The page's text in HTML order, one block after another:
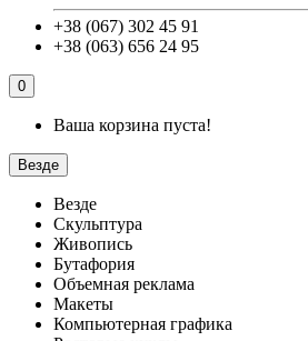
+38 (067) 302 45 91
+38 (063) 656 24 95
0
Ваша корзина пуста!
Везде
Везде
Скульптура
Живопись
Бутафория
Объемная реклама
Макеты
Компьютерная графика